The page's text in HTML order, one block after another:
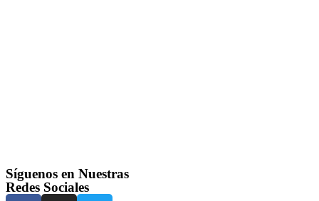
Síguenos en Nuestras
Redes Sociales